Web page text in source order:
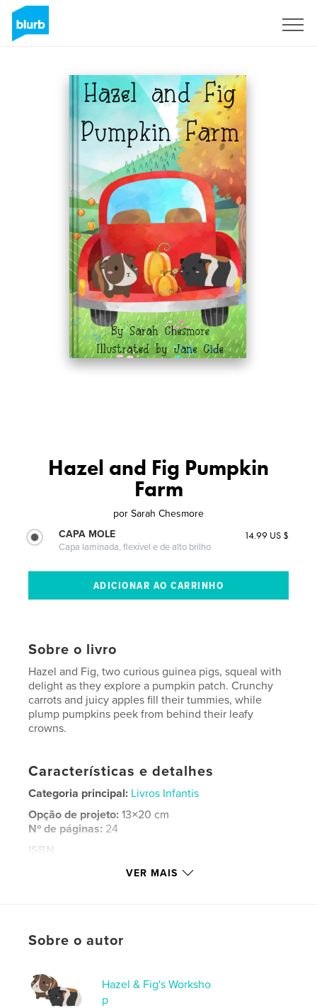
Hazel and Fig Pumpkin
Farm
por Sarah Chesmore
CAPA MOLE
Capa laminada, flexível e de alto brilho
14.99 US $
Sobre o livro
Hazel and Fig, two curious guinea pigs, squeal with
delight as they explore a pumpkin patch. Crunchy
carrots and juicy apples fill their tummies, while
plump pumpkins peek from behind their leafy
crowns.
Características e detalhes
Categoria principal: Livros Infantis
Opção de projeto:13×20 cm
Nº de páginas: 24
ISBN
children's book ,
VER MAIS
Sobre o autor
Hazel & Fig's Worksho
p